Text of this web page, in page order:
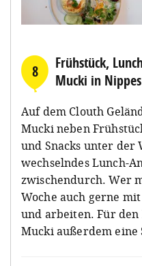
8
Frühstück,
Mucki in Nippes
Auf dem Clouth
Mucki neben
und Snacks unter der
wechselndes Lunch-
zwischendurch. Wer
Woche auch gerne
und arbeiten. Für den
Mucki außerdem